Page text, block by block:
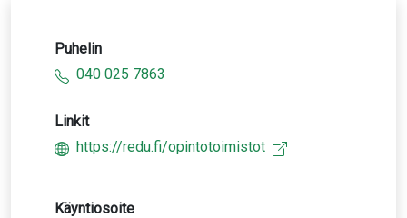
Puhelin
040 025 7863
Linkit
https://redu.fi/opintotoimistot
Käyntiosoite